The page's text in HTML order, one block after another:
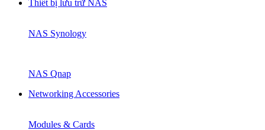
Thiết bị lưu trữ NAS
NAS Synology
NAS Qnap
Networking Accessories
Modules & Cards